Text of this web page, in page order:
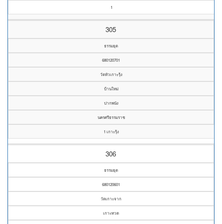
1
305
ธรรมยุต
680120701
วัดหัวเกาะรุ้ง
บ้านใหม่
ปากพนัง
นครศรีธรรมราช
1 เกาะรุ้ง
306
ธรรมยุต
680120601
วัดเกาะจาก
เกาะทวด